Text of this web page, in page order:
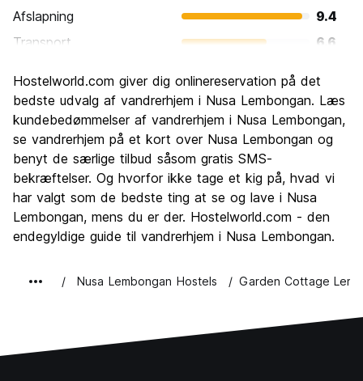
Afslapning
9.4
Transport
6.6
Kultur
8.0
Fester
4.9
Værdi for pengene
7.1
Hostelworld.com giver dig onlinereservation på det
bedste udvalg af vandrerhjem i Nusa Lembongan. Læs
kundebedømmelser af vandrerhjem i Nusa Lembongan,
se vandrerhjem på et kort over Nusa Lembongan og
benyt de særlige tilbud såsom gratis SMS-
bekræftelser. Og hvorfor ikke tage et kig på, hvad vi
har valgt som de bedste ting at se og lave i Nusa
Lembongan, mens du er der. Hostelworld.com - den
endegyldige guide til vandrerhjem i Nusa Lembongan.
Nusa Lembongan Hostels Garden Cottage